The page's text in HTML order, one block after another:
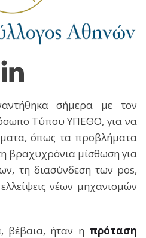
σήμερα με τον
Τύπου ΥΠΕΘΟ, για να
όπως τα προβλήματα
βραχυχρόνια μίσθωση για
τη διασύνδεση των pos,
νέων μηχανισμών
βέβαια, ήταν η πρόταση